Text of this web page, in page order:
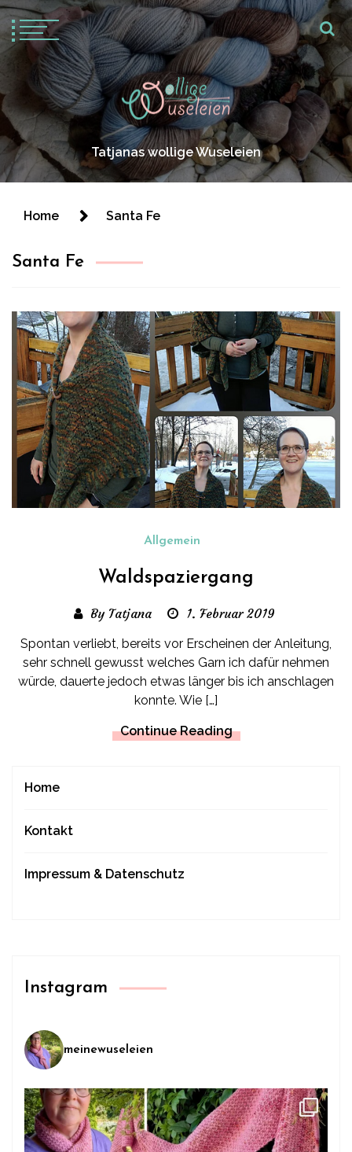
Tatjanas wollige Wuseleien
Home Santa Fe
Santa Fe
Allgemein
Waldspaziergang
By Tatjana 1. Februar 2019
Spontan verliebt, bereits vor Erscheinen der Anleitung,
sehr schnell gewusst welches Garn ich dafür nehmen
würde, dauerte jedoch etwas länger bis ich anschlagen
konnte. Wie […]
Continue Reading
Home
Kontakt
Impressum & Datenschutz
Instagram
meinewuseleien